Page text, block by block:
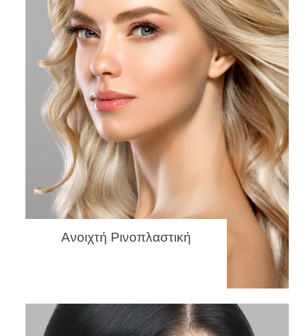
Ανοιχτή Ρινοπλαστική